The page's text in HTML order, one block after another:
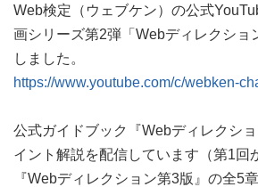
Web検定（ウェブケン）の公式
画シリーズ第2弾「Webディレクショ
しました。
https://www.youtube.com/c/webken-
公式ガイドブック『Webディレクシ
イント解説を配信しています（第1回
『Webディレクション第3版』の全5